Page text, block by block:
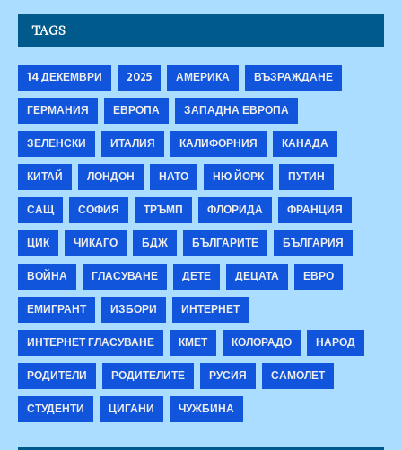
TAGS
14 ДЕКЕМВРИ 2025 АМЕРИКА
ВЪЗРАЖДАНЕ
ГЕРМАНИЯ
ЕВРОПА
ЗАПАДНА ЕВРОПА
ЗЕЛЕНСКИ
ИТАЛИЯ КАЛИФОРНИЯ
КАНАДА
КИТАЙ
ЛОНДОН НАТО НЮ ЙОРК
ПУТИН
САЩ
СОФИЯ ТРЪМП ФЛОРИДА
ФРАНЦИЯ
ЦИК
ЧИКАГО БДЖ БЪЛГАРИТЕ
БЪЛГАРИЯ
ВОЙНА
ГЛАСУВАНЕ ДЕТЕ ДЕЦАТА
ЕВРО
ЕМИГРАНТ
ИЗБОРИ
ИНТЕРНЕТ
ИНТЕРНЕТ ГЛАСУВАНЕ
КМЕТ КОЛОРАДО
НАРОД
РОДИТЕЛИ
РОДИТЕЛИТЕ РУСИЯ
САМОЛЕТ
СТУДЕНТИ
ЦИГАНИ ЧУЖБИНА